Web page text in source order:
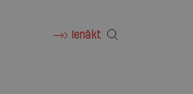
Ienākt